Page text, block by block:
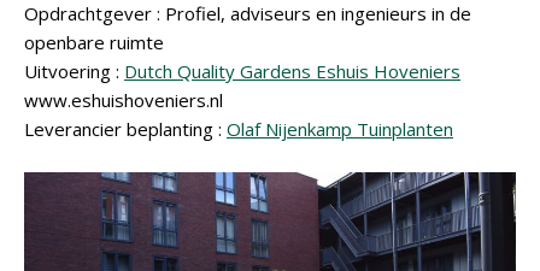
Opdrachtgever : Profiel, adviseurs en ingenieurs in de
openbare ruimte
Uitvoering : Dutch Quality Gardens Eshuis Hoveniers
www.eshuishoveniers.nl
Leverancier beplanting : Olaf Nijenkamp Tuinplanten